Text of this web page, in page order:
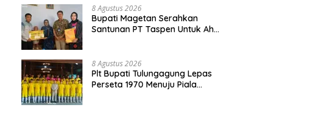
8 Agustus 2026
Bupati Magetan Serahkan
Santunan PT Taspen Untuk Ahli
8 Agustus 2026
Plt Bupati Tulungagung Lepas
Perseta 1970 Menuju Piala